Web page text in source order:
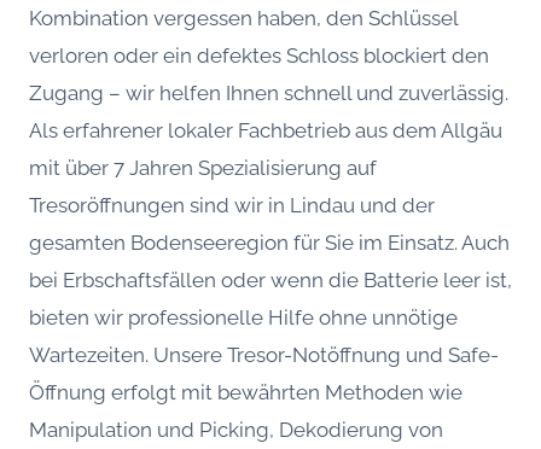
Kombination vergessen haben, den Schlüssel
verloren oder ein defektes Schloss blockiert den
Zugang – wir helfen Ihnen schnell und zuverlässig.
Als erfahrener lokaler Fachbetrieb aus dem Allgäu
mit über 7 Jahren Spezialisierung auf
Tresoröffnungen sind wir in Lindau und der
gesamten Bodenseeregion für Sie im Einsatz. Auch
bei Erbschaftsfällen oder wenn die Batterie leer ist,
bieten wir professionelle Hilfe ohne unnötige
Wartezeiten. Unsere Tresor-Notöffnung und Safe-
Öffnung erfolgt mit bewährten Methoden wie
Manipulation und Picking, Dekodierung von